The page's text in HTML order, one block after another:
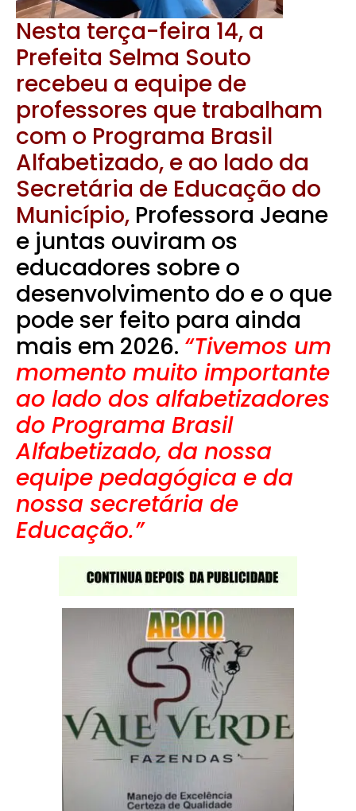
Nesta terça-feira 14, a
Prefeita Selma Souto
recebeu a equipe de
professores que trabalham
com o Programa Brasil
Alfabetizado, e ao lado da
Secretária de Educação do
Município, Professora Jeane
e juntas ouviram os
educadores sobre o
desenvolvimento do e o que
pode ser feito para ainda
mais em 2026. “Tivemos um
momento muito importante
ao lado dos alfabetizadores
do Programa Brasil
Alfabetizado, da nossa
equipe pedagógica e da
nossa secretária de
Educação.”